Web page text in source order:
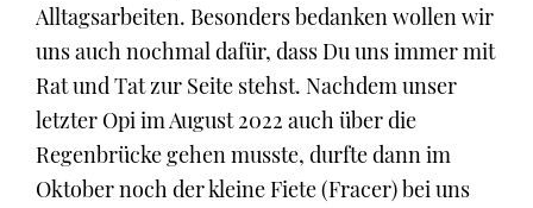
Alltagsarbeiten. Besonders bedanken wollen wir
uns auch nochmal dafür, dass Du uns immer mit
Rat und Tat zur Seite stehst. Nachdem unser
letzter Opi im August 2022 auch über die
Regenbrücke gehen musste, durfte dann im
Oktober noch der kleine Fiete (Fracer) bei uns